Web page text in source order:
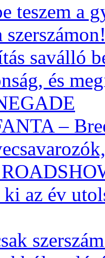
teszem a
saválló
és
–
ki az év